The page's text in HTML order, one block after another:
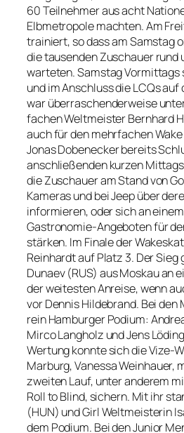
60 Teilnehmer aus acht
Elbmetropole machten. Am
trainiert, so dass am Samstag
die tausenden Zuschauer rund
warteten. Samstag Vormittags
und im Anschluss die LCQs
war überraschenderweise
fachen Weltmeister Bernhard
auch für den mehrfachen
Jonas Dobenecker bereits
anschließenden kurzen
die Zuschauer am Stand von
Kameras und bei Jeep über
informieren, oder sich an
Gastronomie-Angeboten für
stärken. Im Finale der
Reinhardt auf Platz 3. Der
Dunaev (RUS) aus Moskau an
der weitesten Anreise, wenn
vor Dennis Hildebrand. Bei den
rein Hamburger Podium:
Mirco Langholz und Jens
Wertung konnte sich die Vize-
Marburg, Vanessa Weinhauer,
zweiten Lauf, unter anderem
Roll to Blind, sichern. Mit ihr
(HUN) und Girl Weltmeisterin
dem Podium. Bei den Junior